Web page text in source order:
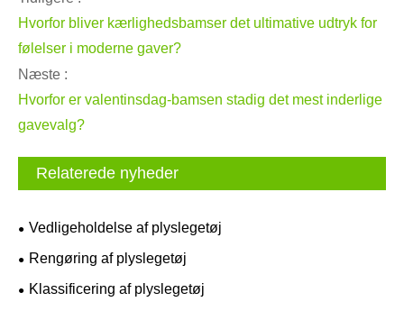
Hvorfor bliver kærlighedsbamser det ultimative udtryk for
følelser i moderne gaver?
Næste :
Hvorfor er valentinsdag-bamsen stadig det mest inderlige
gavevalg?
Relaterede nyheder
Vedligeholdelse af plyslegetøj
Rengøring af plyslegetøj
Klassificering af plyslegetøj